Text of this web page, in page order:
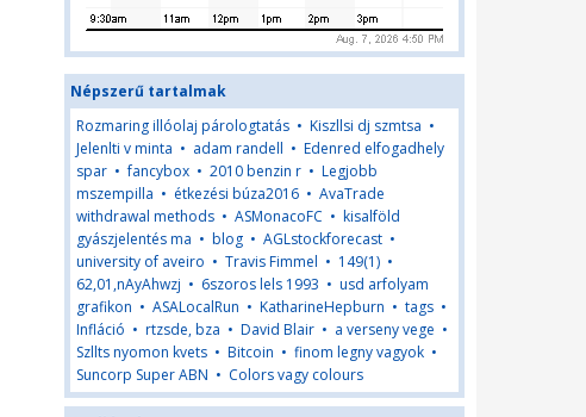
Népszerű tartalmak
Rozmaring illóolaj párologtatás • Kiszllsi dj szmtsa •
Jelenlti v minta • adam randell • Edenred elfogadhely
spar •fancybox • 2010 benzin r • Legjobb
mszempilla • étkezési búza2016 • AvaTrade
withdrawal methods • ASMonacoFC • kisalföld
gyászjelentés ma • blog • AGLstockforecast •
university of aveiro • Travis Fimmel • 149(1) •
62,01,nAyAhwzj • 6szoros lels 1993 • usd arfolyam
grafikon • ASALocalRun • KatharineHepburn • tags •
Infláció • rtzsde, bza • David Blair • a verseny vege •
Szllts nyomon kvets • Bitcoin • finom legny vagyok •
Suncorp Super ABN • Colors vagy colours